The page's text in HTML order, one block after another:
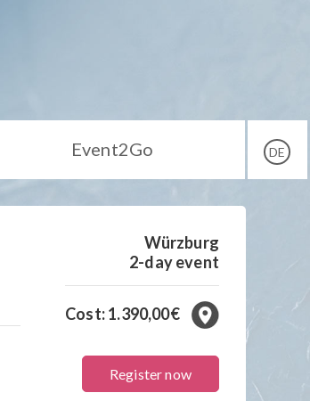
Event2Go DE
Würzburg
2-day event
Cost: 1.390,00€
Register now